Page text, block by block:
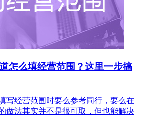
怎么填经营范围？这里一步搞
写经营范围时要么参考同行，要么在
做法其实并不是很可取，但也能解决